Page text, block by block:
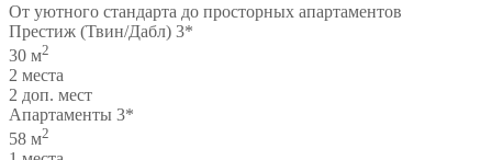
От уютного стандарта до просторных апартаментов
Престиж (Твин/Дабл) 3*
30 м2
2 места
2 доп. мест
Апартаменты 3*
58 м2